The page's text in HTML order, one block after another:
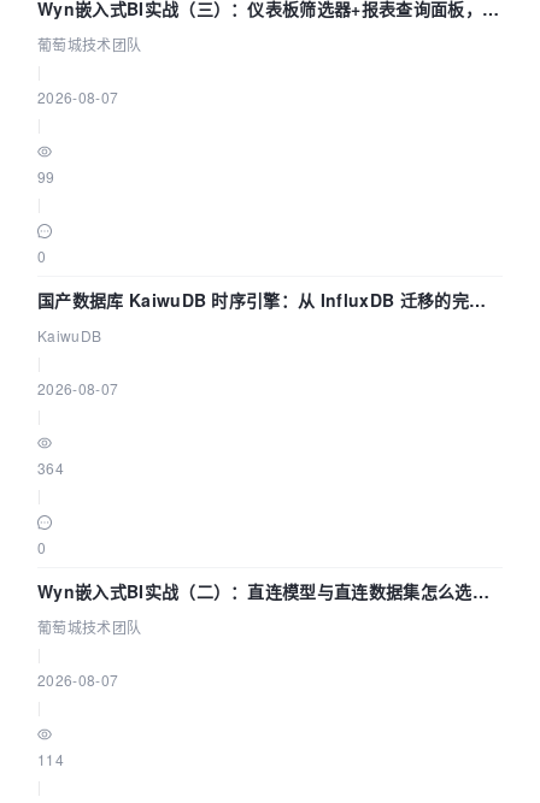
Wyn嵌入式BI实战（三）：仪表板筛选器+报表查询面板，参
数联动全闭环
葡萄城技术团队
2026-08-07
99
0
国产数据库 KaiwuDB 时序引擎：从 InfluxDB 迁移的完整
技术路径
KaiwuDB
2026-08-07
364
0
Wyn嵌入式BI实战（二）：直连模型与直连数据集怎么选，
参数为什么不生效？| 葡萄城技术团队
葡萄城技术团队
2026-08-07
114